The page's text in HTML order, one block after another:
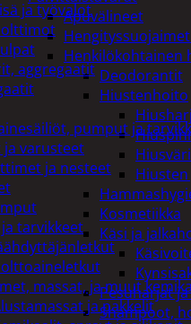
Apuvälineet
Henkilökohtainen
Deodorantit
Hiustenhoito
Kosmetiikka
Käsi ja
Pesuharjat
Shampoot,
ja työvalot
aggregaatit
pumput ja
ja varusteet
ja nesteet
tarvikkeet
massat, ja muut
ja pakkelit